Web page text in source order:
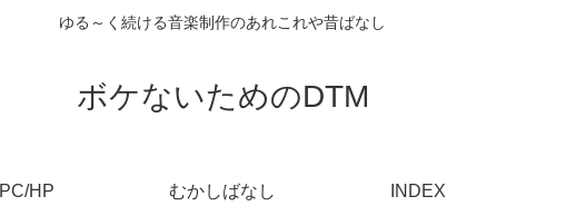
ゆる～く続ける音楽制作のあれこれや昔ばなし
ボケないためのDTM
PC/HP むかしばなし INDEX